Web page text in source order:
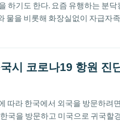
하기도 한다. 요즘 유행하는 분닥
물을 비롯해 화장실없이 자급자
시 코로나19 항원 진
따라 한국에서 외국을 방문하려
국을 방문하고 미국으로 귀국할